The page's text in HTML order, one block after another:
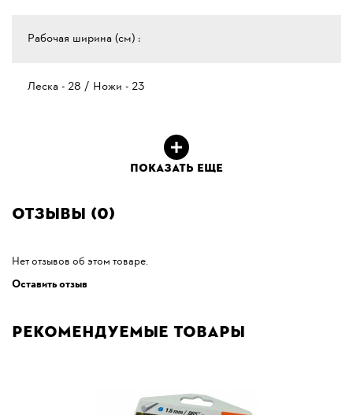
Рабочая ширина (см) :
Леска - 28 / Ножи - 23
ПОКАЗАТЬ ЕЩЕ
Отзывы (0)
Нет отзывов об этом товаре.
Оставить отзыв
Рекомендуемые товары